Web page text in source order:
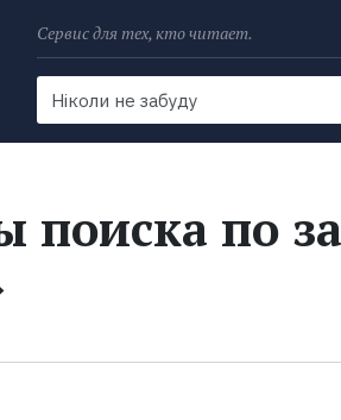
Сервис для тех, кто читает.
Поиск
Новости Рейтинги
поиска по